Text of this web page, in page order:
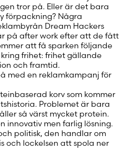
tror på. Eller är det bara
förpackning? Några
Dream Hackers
på after work efter att de fått
att få sparken följande
frihet: frihet gällande
och framtid.
med en reklamkampanj för
korv som kommer
Problemet är bara
så värst mycket protein.
innovativ men farlig lösning.
politisk, den handlar om
och lockelsen att spola ner